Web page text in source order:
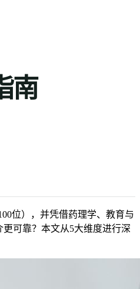
南
位），并凭借药理学、教育与
可靠？本文从5大维度进行深